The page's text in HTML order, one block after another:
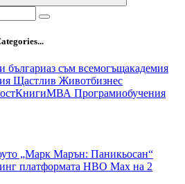
българиаз съм всемогъщакадемия
Щастлив Животбизнес
КнигиМВА Програмиобучения
„Марк Марън: Паникьосан“
платформата HBO Max на 2